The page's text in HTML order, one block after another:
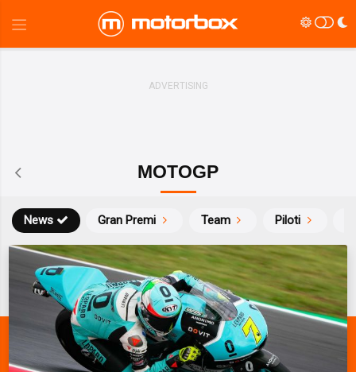
MOTOGP
News Gran Premi Team Piloti